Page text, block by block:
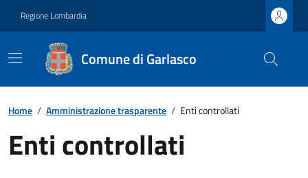
Regione Lombardia
Comune di Garlasco
Home / Amministrazione trasparente / Enti controllati
Enti controllati